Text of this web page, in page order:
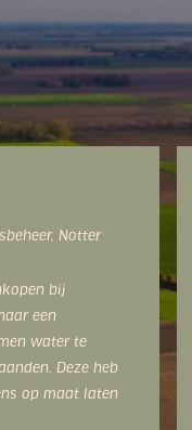
Notter
bij
een
water te
Deze heb
op maat laten